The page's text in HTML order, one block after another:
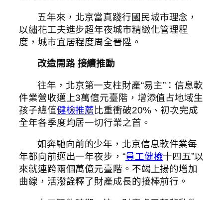
五年來，北京當真踐行國民城市理念，
以繡花工夫進步超年夜城市精緻化管理程
度，城市宜居程度周全晉陞。
改造開路 接續推動
往年，北京第一支柱財產“易主”：信息軟
件業營收邁上3萬億元臺階，增添值占地域生
孩子總值健檢推薦 比重衝破20%、初次完成
全年各季度均居一切行業之首。
如奔馳向前的少年，北京信息軟件業每
年都向前邁出一年夜步，“員工健檢十四五”以
來就連跨兩個萬億元臺階。不竭上揚的增加
曲線，活潑詮釋了財產成長的接棒前行。